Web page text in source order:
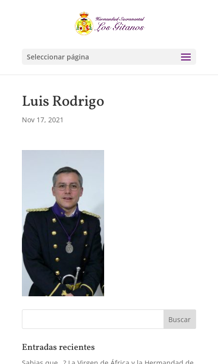
Seleccionar página
Luis Rodrigo
Nov 17, 2021
Entradas recientes